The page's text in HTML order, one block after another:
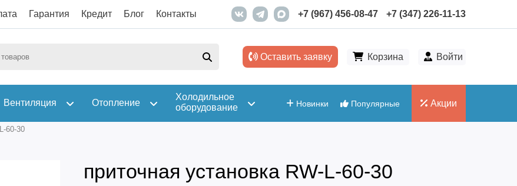
Гарантия Кредит Блог Контакты +7 (967) 456-08-47 +7 (347) 226-11-13
Оставить заявку Корзина Войти
Новинки Популярные Акции
Вентиляция Отопление
Холодильное
оборудование
60-30
приточная установка RW-L-60-30